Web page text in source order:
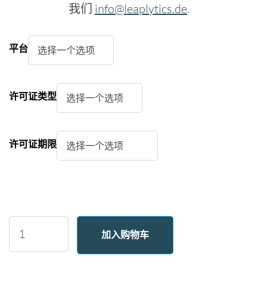
我们 info@leaplytics.de.
平台
许可证类型
许可证期限
Viewer
数
加入购物车